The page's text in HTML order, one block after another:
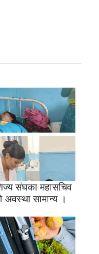
संघका महासचिव
अवस्था सामान्य ।